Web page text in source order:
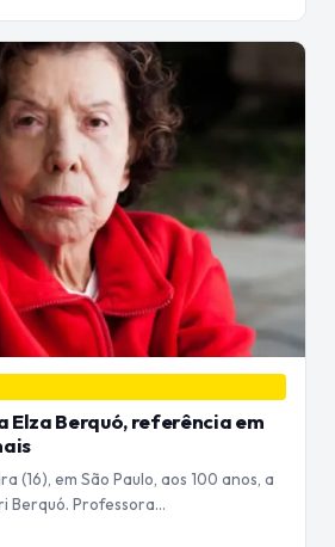
Berquó, referência em
(16), em São Paulo, aos 100 anos, a
Berquó. Professora…